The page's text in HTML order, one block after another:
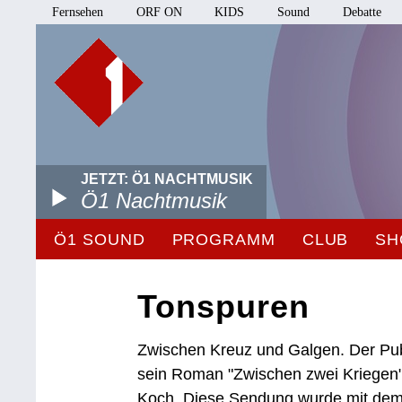
Fernsehen ORF ON KIDS Sound Debatte
JETZT: Ö1 NACHTMUSIK
Ö1 Nachtmusik
Ö1 SOUND PROGRAMM CLUB
Tonspuren
Zwischen Kreuz und Galgen. Der
sein Roman "Zwischen zwei
Koch. Diese Sendung wurde mit